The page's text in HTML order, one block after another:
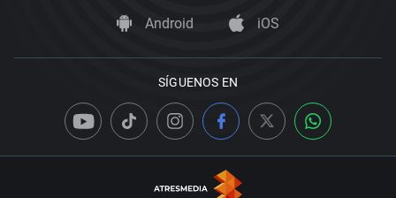
Android iOS
SÍGUENOS EN